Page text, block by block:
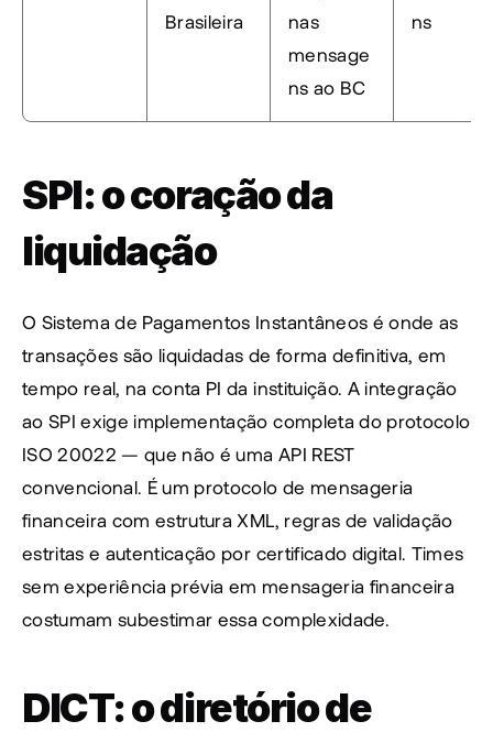
Brasileira
nas
mensage
ns ao BC
ns
SPI: o coração da
liquidação
O Sistema de Pagamentos Instantâneos é onde as
transações são liquidadas de forma definitiva, em
tempo real, na conta PI da instituição. A integração
ao SPI exige implementação completa do protocolo
ISO 20022 — que não é uma API REST
convencional. É um protocolo de mensageria
financeira com estrutura XML, regras de validação
estritas e autenticação por certificado digital. Times
sem experiência prévia em mensageria financeira
costumam subestimar essa complexidade.
DICT: o diretório de